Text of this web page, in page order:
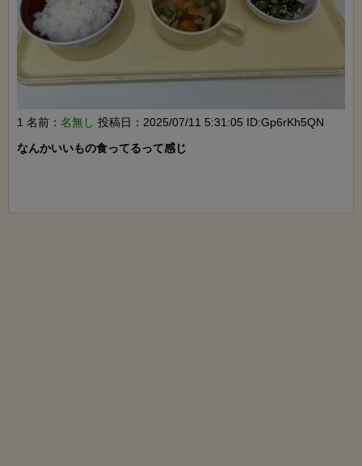
1 名前： 名無し 投稿日：2025/07/11 5:31:05 ID:Gp6rKh5QN
なんかいいもの食ってるって感じ